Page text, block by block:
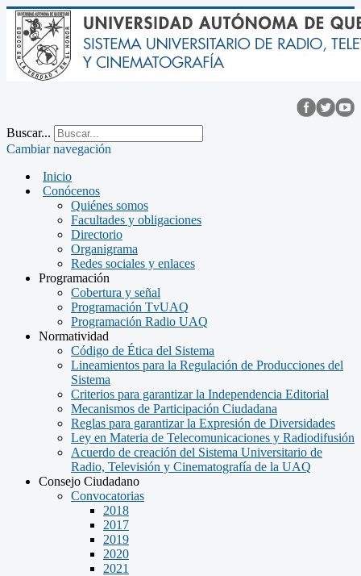
Buscar...
Cambiar navegación
Inicio
Conócenos
Quiénes somos
Facultades y obligaciones
Directorio
Organigrama
Redes sociales y enlaces
Programación
Cobertura y señal
Programación TvUAQ
Programación Radio UAQ
Normatividad
Código de Ética del Sistema
Lineamientos para la Regulación de Producciones del
Sistema
Criterios para garantizar la Independencia Editorial
Mecanismos de Participación Ciudadana
Reglas para garantizar la Expresión de Diversidades
Ley en Materia de Telecomunicaciones y Radiodifusión
Acuerdo de creación del Sistema Universitario de
Radio, Televisión y Cinematografía de la UAQ
Consejo Ciudadano
Convocatorias
2018
2017
2019
2020
2021